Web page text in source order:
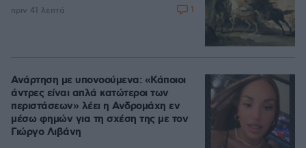
πριν 41 λεπτά 1
Ανάρτηση με υπονοούμενα: «Κάποιοι
άντρες είναι απλά κατώτεροι των
περιστάσεων» λέει η Ανδρομάχη εν
μέσω φημών για τη σχέση της με τον
Γιώργο Λιβάνη